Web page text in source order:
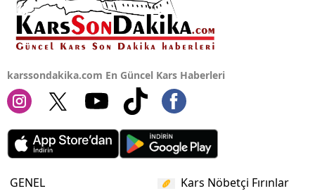
Osmaniye
karssondakika.com En Güncel Kars Haberleri
GENEL
Kars Nöbetçi Fırınlar